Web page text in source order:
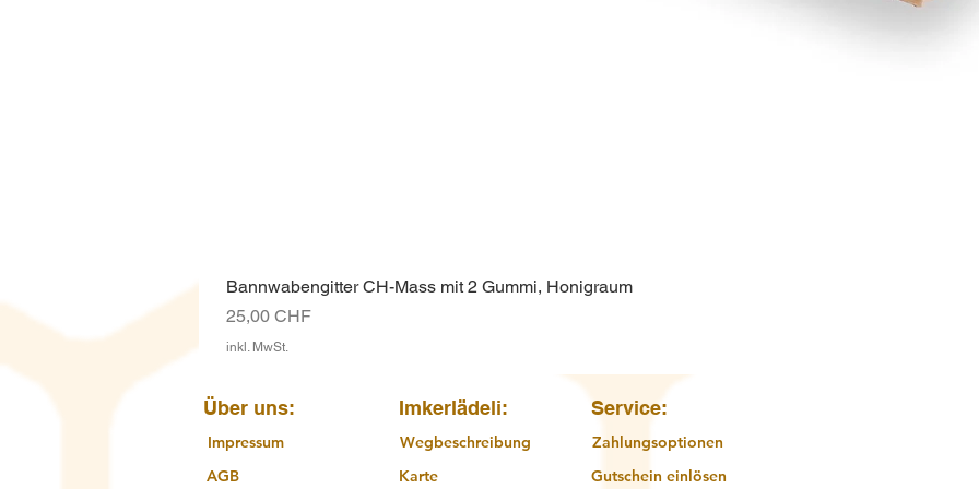
Bannwabengitter CH-Mass mit 2 Gummi, Honigraum
Preis
25,00 CHF
inkl. MwSt.
Über uns:
Impressum
AGB
Imkerlädeli:
Wegbeschreibung
Karte
Service:
Zahlungsoptionen
Gutschein einlösen